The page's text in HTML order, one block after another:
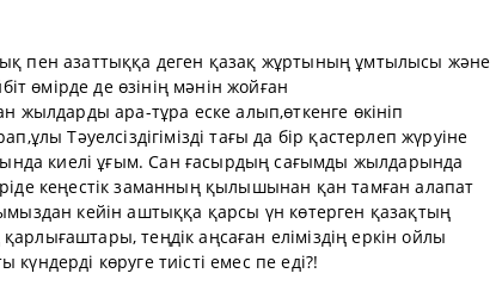
пен азаттыққа деген қазақ жұртының ұмтылысы және
өмірде де өзінің мәнін жойған
жылдарды ара-тұра еске алып,өткенге өкініп
Тәуелсіздігімізді тағы да бір қастерлеп жүруіне
киелі ұғым. Сан ғасырдың сағымды жылдарында
кеңестік заманның қылышынан қан тамған алапат
кейін аштыққа қарсы үн көтерген қазақтың
теңдік аңсаған еліміздің еркін ойлы
көруге тиісті емес пе еді?!